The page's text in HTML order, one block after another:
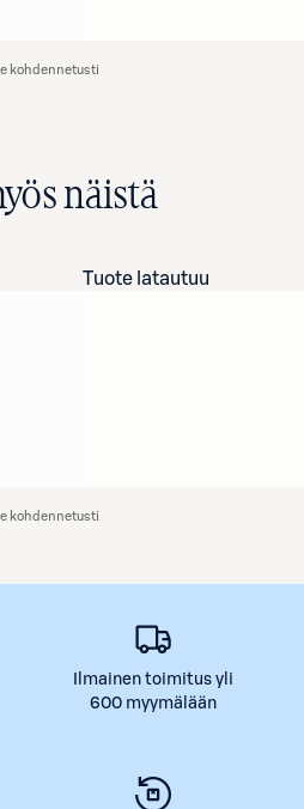
kohdennetusti
näistä
Tuote latautuu
kohdennetusti
Ilmainen toimitus yli
600 myymälään